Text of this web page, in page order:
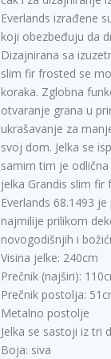
Everlands izrađene
koji obezbeđuju da
Dizajnirana sa
slim fir frosted se
koraka. Zglobna
otvaranje grana u
ukrašavanje za
svoj dom. Jelka se
samim tim je
jelka Grandis slim
Everlands 68.1493
najmilije prilikom
novogodišnjih i
Visina jelke: 240cm
Prečnik (najširi):
Prečnik postolja:
Metalno postolje
Jelka se sastoji iz tri
Boja: siva